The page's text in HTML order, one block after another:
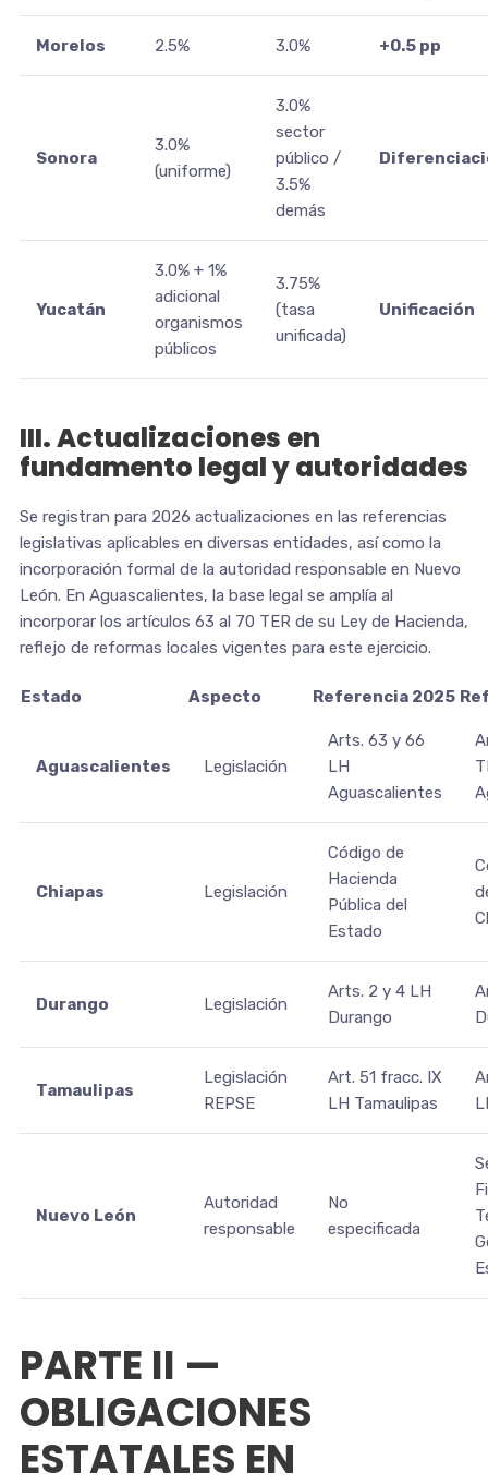
Morelos 2.5% 3.0% +0.5 pp
Sonora
3.0%
(uniforme)
3.0%
sector
público /
3.5%
demás
Yucatán
3.0% + 1%
adicional
organismos
públicos
3.75%
(tasa
unificada)
Unificación
III. Actualizaciones en
fundamento legal y autoridades
Se registran para 2026 actualizaciones en las referencias
legislativas aplicables en diversas entidades, así como la
incorporación formal de la autoridad responsable en Nuevo
León. En Aguascalientes, la base legal se amplía al
incorporar los artículos 63 al 70 TER de su Ley de Hacienda,
reflejo de reformas locales vigentes para este ejercicio.
Estado Aspecto Referencia 2025
Aguascalientes Legislación
Arts. 63 y 66
LH
Aguascalientes
Chiapas Legislación
Código de
Hacienda
Pública del
Estado
Durango Legislación
Arts. 2 y 4 LH
Durango
Tamaulipas
Legislación
REPSE
Art. 51 fracc. IX
LH Tamaulipas
Nuevo León
Autoridad
responsable
No
especificada
PARTE II —
OBLIGACIONES
ESTATALES EN